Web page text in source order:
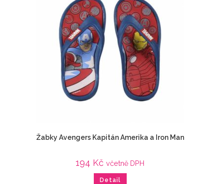
Žabky Avengers Kapitán Amerika a Iron Man
194 Kč včetně DPH
Detail